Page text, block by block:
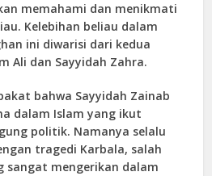
memahami dan menikmati
Kelebihan beliau dalam
ini diwarisi dari kedua
Ali dan Sayyidah Zahra.
bahwa Sayyidah Zainab
dalam Islam yang ikut
politik. Namanya selalu
tragedi Karbala, salah
sangat mengerikan dalam